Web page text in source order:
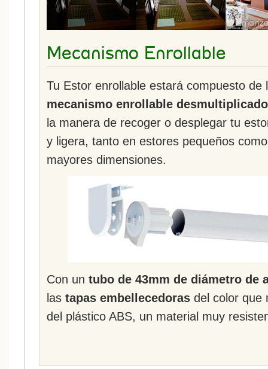
Mecanismo Enrollable
Tu Estor enrollable estará compuesto
mecanismo enrollable
la manera de recoger o desplegar tu
y ligera, tanto en estores pequeños
mayores dimensiones.
Con un tubo de 43mm de diámetro de
las tapas embellecedoras del color que
del plástico ABS, un material muy